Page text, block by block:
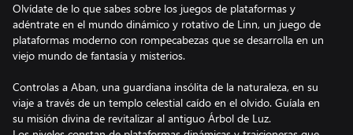
Olvídate de lo que sabes sobre los juegos de plataformas y
adéntrate en el mundo dinámico y rotativo de Linn, un juego de
plataformas moderno con rompecabezas que se desarrolla en un
viejo mundo de fantasía y misterios.
Controlas a Aban, una guardiana insólita de la naturaleza, en su
viaje a través de un templo celestial caído en el olvido. Guíala en
su misión divina de revitalizar al antiguo Árbol de Luz.